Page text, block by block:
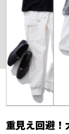
重見え回避！